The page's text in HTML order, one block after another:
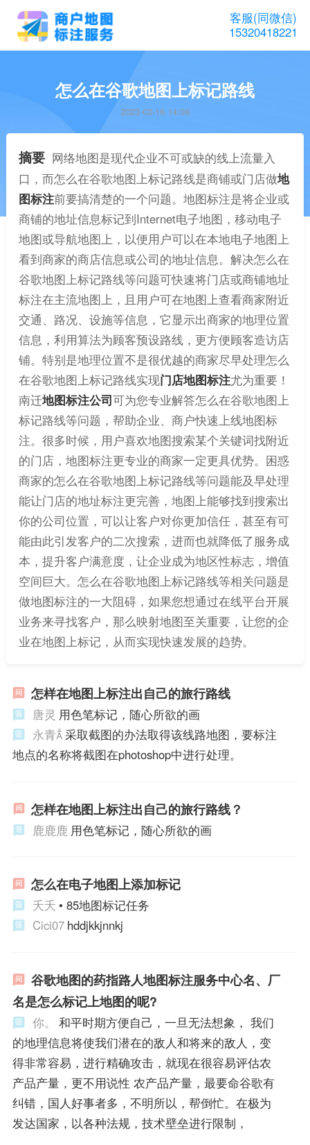
客服(同微信)
15320418221
怎么在谷歌地图上标记路线
2023-03-16 14:09
摘要 网络地图是现代企业不可或缺的线上流量入
口，而怎么在谷歌地图上标记路线是商铺或门店做地
图标注前要搞清楚的一个问题。地图标注是将企业或
商铺的地址信息标记到Internet电子地图，移动电子
地图或导航地图上，以便用户可以在本地电子地图上
看到商家的商店信息或公司的地址信息。解决怎么在
谷歌地图上标记路线等问题可快速将门店或商铺地址
标注在主流地图上，且用户可在地图上查看商家附近
交通、路况、设施等信息，它显示出商家的地理位置
信息，利用算法为顾客预设路线，更方便顾客造访店
铺。特别是地理位置不是很优越的商家尽早处理怎么
在谷歌地图上标记路线实现门店地图标注尤为重要！
南迁地图标注公司可为您专业解答怎么在谷歌地图上
标记路线等问题，帮助企业、商户快速上线地图标
注。很多时候，用户喜欢地图搜索某个关键词找附近
的门店，地图标注更专业的商家一定更具优势。困惑
商家的怎么在谷歌地图上标记路线等问题能及早处理
能让门店的地址标注更完善，地图上能够找到搜索出
你的公司位置，可以让客户对你更加信任，甚至有可
能由此引发客户的二次搜索，进而也就降低了服务成
本，提升客户满意度，让企业成为地区性标志，增值
空间巨大。怎么在谷歌地图上标记路线等相关问题是
做地图标注的一大阻碍，如果您想通过在线平台开展
业务来寻找客户，那么映射地图至关重要，让您的企
业在地图上标记，从而实现快速发展的趋势。
怎样在地图上标注出自己的旅行路线
唐灵 用色笔标记，随心所欲的画
永青采取截图的办法取得该线路地图，要标注
地点的名称将截图在photoshop中进行处理。
怎样在地图上标注出自己的旅行路线？
鹿鹿鹿 用色笔标记，随心所欲的画
怎么在电子地图上添加标记
夭夭 • 85地图标记任务
Cici07 hddjkkjnnkj
谷歌地图的药指路人地图标注服务中心名、厂
名是怎么标记上地图的呢?
你。
和平时期方便自己，一旦无法想象， 我们
的地理信息将使我们潜在的敌人和将来的敌人，变
得非常容易，进行精确攻击，就现在很容易评估农
产品产量，更不用说性 农产品产量，最要命谷歌有
纠错，国人好事者多，不明所以，帮倒忙。在极为
发达国家，以各种法规，技术壁垒进行限制，